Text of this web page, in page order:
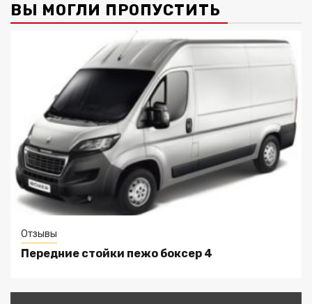
ВЫ МОГЛИ ПРОПУСТИТЬ
Отзывы
Передние стойки пежо боксер 4